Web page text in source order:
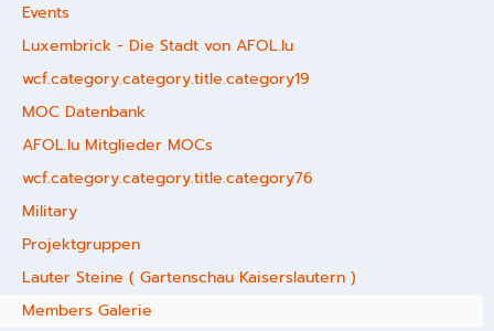
Events
Luxembrick - Die Stadt von AFOL.lu
wcf.category.category.title.category19
MOC Datenbank
AFOL.lu Mitglieder MOCs
wcf.category.category.title.category76
Military
Projektgruppen
Lauter Steine ( Gartenschau Kaiserslautern )
Members Galerie